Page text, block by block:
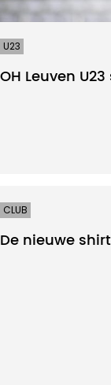
U23
OH Leuven
CLUB
De nieuwe